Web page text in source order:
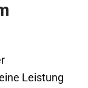
Leistung